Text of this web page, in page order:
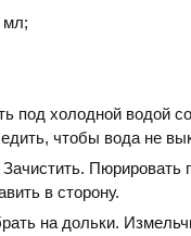
мл;
под холодной водой
чтобы вода не
Зачистить.
в сторону.
на дольки.